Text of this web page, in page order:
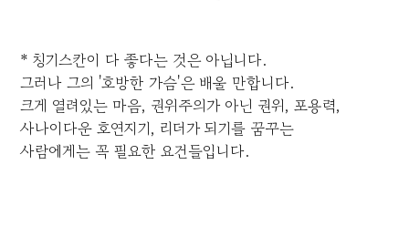
* 칭기스칸이 다 좋다는 것은 아닙니다.
그러나 그의 '호방한 가슴'은 배울 만합니다.
크게 열려있는 마음, 권위주의가 아닌 권위, 포용력,
사나이다운 호연지기, 리더가 되기를 꿈꾸는
사람에게는 꼭 필요한 요건들입니다.